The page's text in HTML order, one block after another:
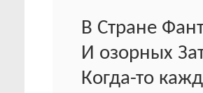
В Стране
И озорных
Когда-то